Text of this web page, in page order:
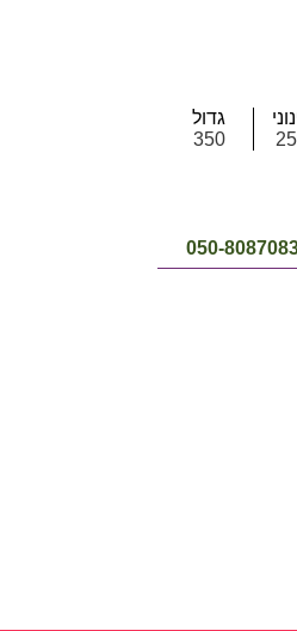
גדול
350
050-